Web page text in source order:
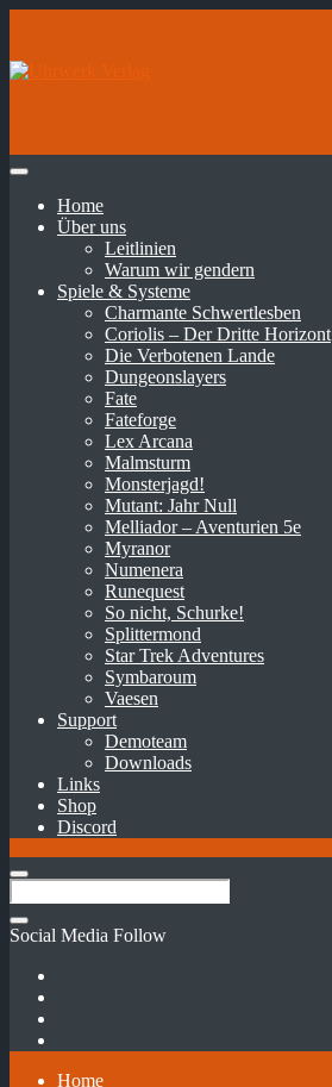
Home
Über uns
Leitlinien
Warum wir gendern
Spiele & Systeme
Charmante Schwertlesben
Coriolis – Der Dritte Horizont
Die Verbotenen Lande
Dungeonslayers
Fate
Fateforge
Lex Arcana
Malmsturm
Monsterjagd!
Mutant: Jahr Null
Melliador – Aventurien 5e
Myranor
Numenera
Runequest
So nicht, Schurke!
Splittermond
Star Trek Adventures
Symbaroum
Vaesen
Support
Demoteam
Downloads
Links
Shop
Discord
Social Media Follow
Home